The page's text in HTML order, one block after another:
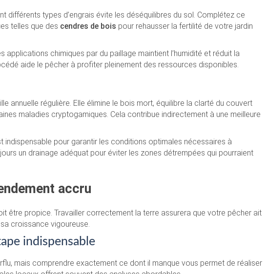
différents types d’engrais évite les déséquilibres du sol. Complétez ce
telles que des cendres de bois pour rehausser la fertilité de votre jardin
applications chimiques par du paillage maintient l’humidité et réduit la
aide le pêcher à profiter pleinement des ressources disponibles.
annuelle régulière. Elle élimine le bois mort, équilibre la clarté du couvert
maladies cryptogamiques. Cela contribue indirectement à une meilleure
indispensable pour garantir les conditions optimales nécessaires à
un drainage adéquat pour éviter les zones détrempées qui pourraient
accru
être propice. Travailler correctement la terre assurera que votre pêcher ait
croissance vigoureuse.
indispensable
mais comprendre exactement ce dont il manque vous permet de réaliser